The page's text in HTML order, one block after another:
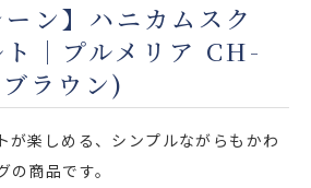
ーン】ハニカムスク
ト｜プルメリア CH-
ラウン)
が楽しめる、シンプルながらもかわ
商品です。